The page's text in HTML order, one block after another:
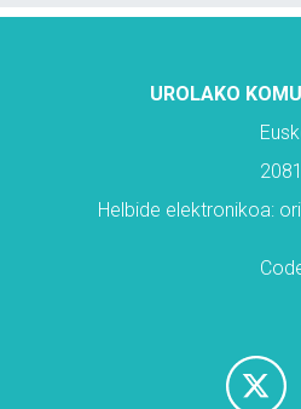
UROLAKO
Helbide elektronikoa: